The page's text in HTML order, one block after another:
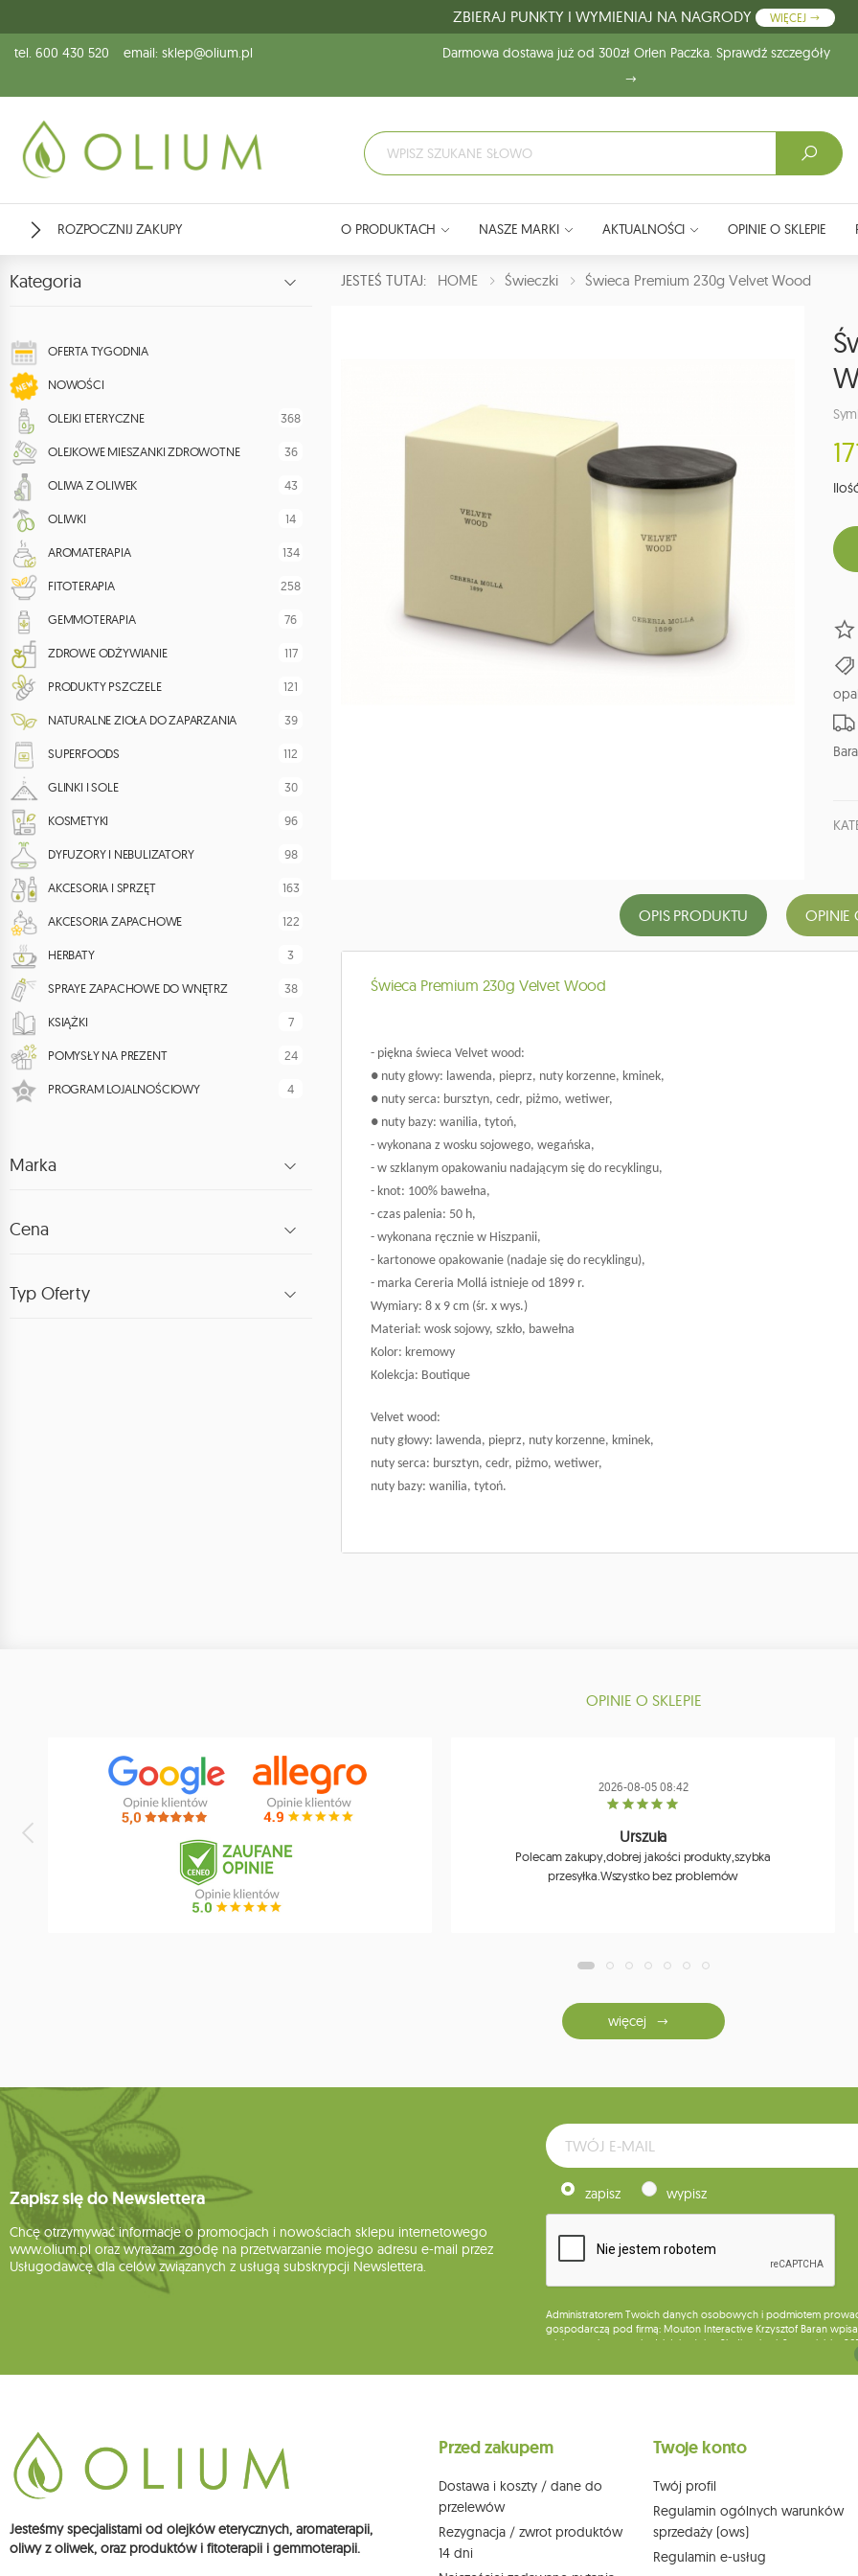
ZBIERAJ PUNKTY I WYMIENIAJ NA NAGRODY WIĘCEJ
tel. 600 430 520 email: sklep@olium.pl Darmowa dostawa już od 300zł Orlen Paczka. Sprawdź szczegóły
ROZPOCZNIJ ZAKUPY O PRODUKTACH NASZE MARKI AKTUALNOŚCI OPINIE O SKLEPIE
Kategoria
OFERTA TYGODNIA
NOWOŚCI
OLEJKI ETERYCZNE 368
OLEJKOWE MIESZANKI ZDROWOTNE 36
OLIWA Z OLIWEK 43
OLIWKI 14
AROMATERAPIA 134
FITOTERAPIA 258
GEMMOTERAPIA 76
ZDROWE ODŻYWIANIE 117
PRODUKTY PSZCZELE 121
NATURALNE ZIOŁA DO ZAPARZANIA 39
SUPERFOODS 112
GLINKI I SOLE 30
KOSMETYKI 96
DYFUZORY I NEBULIZATORY 98
AKCESORIA I SPRZĘT 163
AKCESORIA ZAPACHOWE 122
HERBATY 3
SPRAYE ZAPACHOWE DO WNĘTRZ 38
KSIĄŻKI 7
POMYSŁY NA PREZENT 24
PROGRAM LOJALNOŚCIOWY 4
Marka
Cena
Typ Oferty
JESTEŚ TUTAJ: HOME Świeczki Świeca Premium 230g Velvet Wood
OPIS PRODUKTU OPINIE
Świeca Premium 230g Velvet Wood
- piękna świeca Velvet wood:
● nuty głowy: lawenda, pieprz, nuty korzenne, kminek,
● nuty serca: bursztyn, cedr, piżmo, wetiwer,
● nuty bazy: wanilia, tytoń,
- wykonana z wosku sojowego, wegańska,
- w szklanym opakowaniu nadającym się do recyklingu,
- knot: 100% bawełna,
- czas palenia: 50 h,
- wykonana ręcznie w Hiszpanii,
- kartonowe opakowanie (nadaje się do recyklingu),
- marka Cereria Mollá istnieje od 1899 r.
Wymiary: 8 x 9 cm (śr. x wys.)
Materiał: wosk sojowy, szkło, bawełna
Kolor: kremowy
Kolekcja: Boutique
Velvet wood:
nuty głowy: lawenda, pieprz, nuty korzenne, kminek,
nuty serca: bursztyn, cedr, piżmo, wetiwer,
nuty bazy: wanilia, tytoń.
OPINIE O SKLEPIE
2026-08-05 08:42
Urszula
Polecam zakupy,dobrej jakości produkty,szybka
przesyłka.Wszystko bez problemów
więcej
Zapisz się do Newslettera
Chcę otrzymywać informacje o promocjach i nowościach sklepu internetowego
www.olium.pl oraz wyrażam zgodę na przetwarzanie mojego adresu e-mail przez
Usługodawcę dla celów związanych z usługą subskrypcji Newslettera.
zapisz wypisz
Administratorem Twoich danych osobowych i podmiotem
gospodarczą pod firmą: Mouton Interactive Krzysztof Baran
miejsca wykonywania działalności w Siedlcach, ul. Starowiejska
Dane będą przetwarzane w celu wysyłki newslettera i
działem obsługi klienta Mouton Interactive pod adresem e-mail
Jesteśmy specjalistami od olejków eterycznych, aromaterapii,
oliwy z oliwek, oraz produktów i fitoterapii i gemmoterapii.
Przed zakupem
Dostawa i koszty / dane do
przelewów
Rezygnacja / zwrot produktów
14 dni
Twoje konto
Twój profil
Regulamin ogólnych warunków
sprzedaży (ows)
Regulamin e-usług